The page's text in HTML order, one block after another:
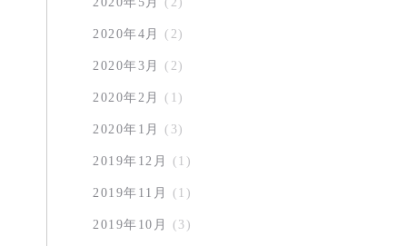
2020年4月 (2)
2020年3月 (2)
2020年2月 (1)
2020年1月 (3)
2019年12月 (1)
2019年11月 (1)
2019年10月 (3)